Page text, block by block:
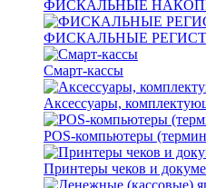
ФИСКАЛЬНЫЕ
ФИСКАЛЬНЫЕ
Смарт-кассы
Аксессуары,
POS-компьютеры
Принтеры чеков и